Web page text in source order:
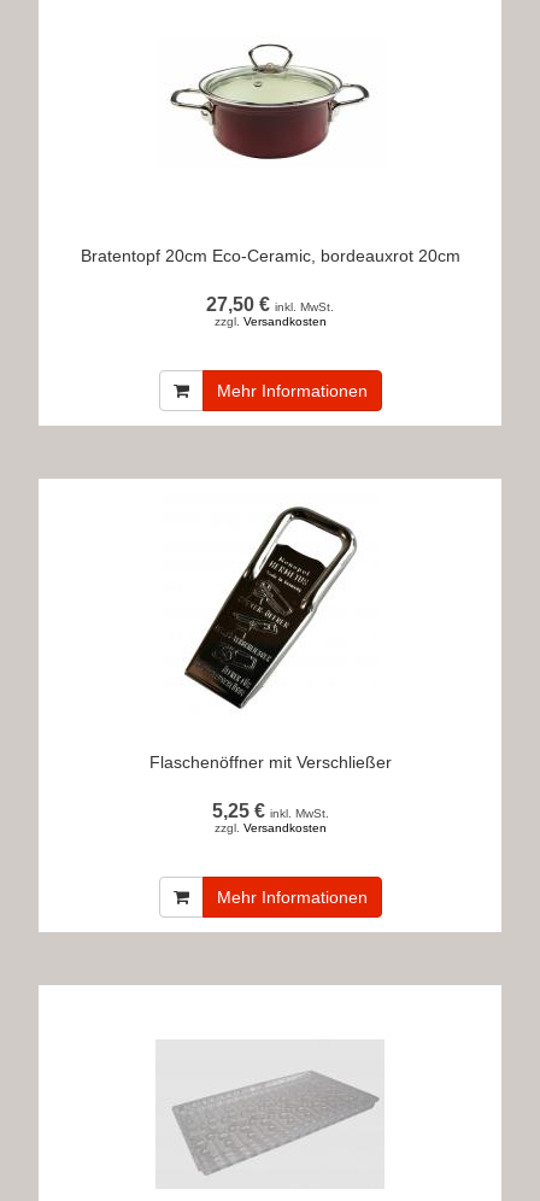
Bratentopf 20cm Eco-Ceramic, bordeauxrot 20cm
27,50 € inkl. MwSt.
zzgl. Versandkosten
Mehr Informationen
Flaschenöffner mit Verschließer
5,25 € inkl. MwSt.
zzgl. Versandkosten
Mehr Informationen